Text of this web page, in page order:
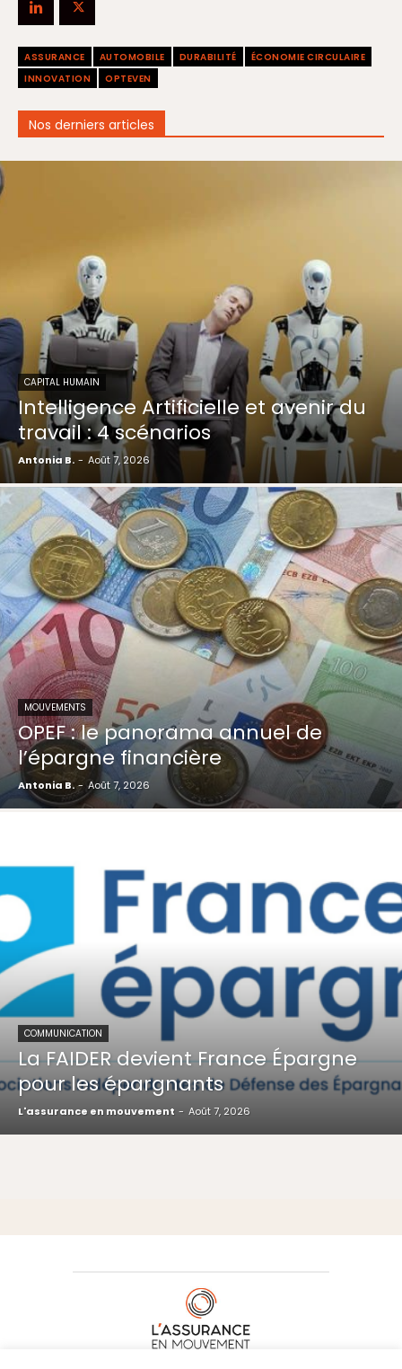
ASSURANCE AUTOMOBILE DURABILITÉ
ÉCONOMIE CIRCULAIRE
INNOVATION
OPTEVEN
Nos derniers articles
CAPITAL HUMAIN
Intelligence Artificielle et avenir du
travail : 4 scénarios
Antonia B. - Août 7, 2026
MOUVEMENTS
OPEF : le panorama annuel de
l’épargne financière
Antonia B. - Août 7, 2026
COMMUNICATION
La FAIDER devient France Épargne
pour les épargnants
L'assurance en mouvement - Août 7, 2026